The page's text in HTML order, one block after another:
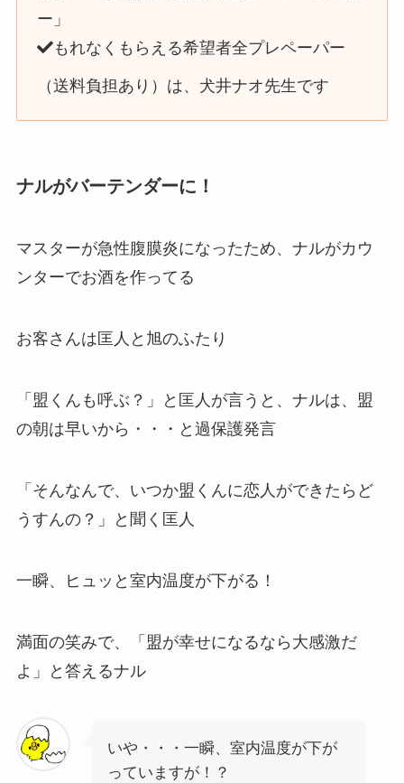
ー」
もれなくもらえる希望者全プレペーパー
（送料負担あり）は、犬井ナオ先生です
ナルがバーテンダーに！
マスターが急性腹膜炎になったため、ナルがカウ
ンターでお酒を作ってる
お客さんは匡人と旭のふたり
「盟くんも呼ぶ？」と匡人が言うと、ナルは、盟
の朝は早いから・・・と過保護発言
「そんなんで、いつか盟くんに恋人ができたらど
うすんの？」と聞く匡人
一瞬、ヒュッと室内温度が下がる！
満面の笑みで、「盟が幸せになるなら大感激だ
よ」と答えるナル
いや・・・一瞬、室内温度が下が
っていますが！？